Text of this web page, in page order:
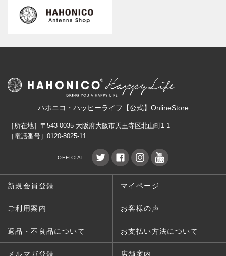
ハホニコ・ハッピーライフ【公式】OnlineStore
［所在地］〒543-0035 大阪府大阪市天王寺区北山町1-1
［電話番号］0120-8025-11
OFFICIAL
新規会員登録 マイページ
ご利用案内 お客様の声
返品・不良品について お支払い方法について
メルマガ登録 店舗案内